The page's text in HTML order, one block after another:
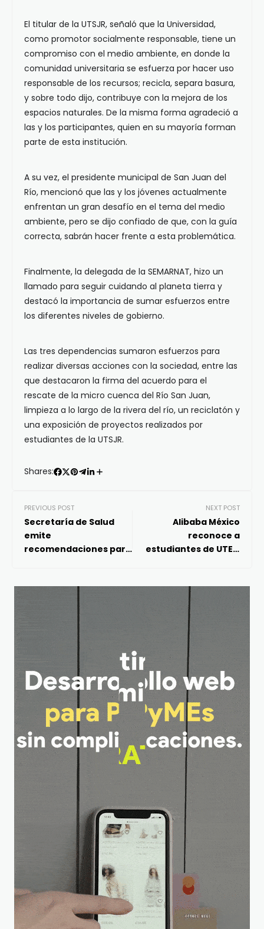
El titular de la UTSJR, señaló que la Universidad,
como promotor socialmente responsable, tiene un
compromiso con el medio ambiente, en donde la
comunidad universitaria se esfuerza por hacer uso
responsable de los recursos; recicla, separa basura,
y sobre todo dijo, contribuye con la mejora de los
espacios naturales. De la misma forma agradeció a
las y los participantes, quien en su mayoría forman
parte de esta institución.
A su vez, el presidente municipal de San Juan del
Río, mencionó que las y los jóvenes actualmente
enfrentan un gran desafío en el tema del medio
ambiente, pero se dijo confiado de que, con la guía
correcta, sabrán hacer frente a esta problemática.
Finalmente, la delegada de la SEMARNAT, hizo un
llamado para seguir cuidando al planeta tierra y
destacó la importancia de sumar esfuerzos entre
los diferentes niveles de gobierno.
Las tres dependencias sumaron esfuerzos para
realizar diversas acciones con la sociedad, entre las
que destacaron la firma del acuerdo para el
rescate de la micro cuenca del Río San Juan,
limpieza a lo largo de la rivera del río, un reciclatón y
una exposición de proyectos realizados por
estudiantes de la UTSJR.
Shares:
PREVIOUS POST
Secretaría de Salud
emite
recomendaciones para
NEXT POST
Alibaba México
reconoce a
estudiantes de UTEQ